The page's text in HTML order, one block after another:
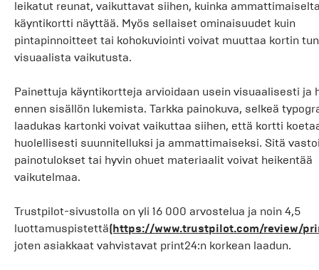
leikatut reunat, vaikuttavat siihen, kuinka
käyntikortti näyttää. Myös sellaiset ominaisuudet kuin
pintapinnoitteet tai kohokuviointi voivat muuttaa kortin
visuaalista vaikutusta.
Painettuja käyntikortteja arvioidaan usein visuaalisesti ja
ennen sisällön lukemista. Tarkka painokuva, selkeä
laadukas kartonki voivat vaikuttaa siihen, että kortti
huolellisesti suunnitelluksi ja ammattimaiseksi. Sitä
painotulokset tai hyvin ohuet materiaalit voivat heikentää
vaikutelmaa.
Trustpilot-sivustolla on yli 16 000 arvostelua ja noin 4,5
luottamuspistettä(https://www.trustpilot.com/review/
joten asiakkaat vahvistavat print24:n korkean laadun.